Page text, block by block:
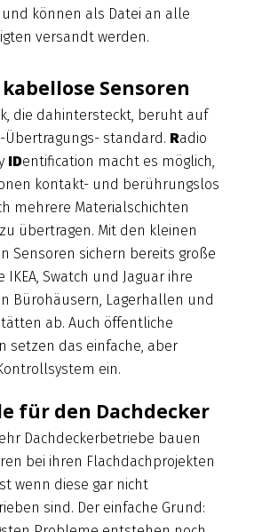
können als Datei an alle
versandt werden.
Sensoren
die dahintersteckt, beruht auf
Übertragungs- standard. Radio
IDentification macht es möglich,
kontakt- und berührungslos
mehrere Materialschichten
übertragen. Mit den kleinen
Sensoren sichern bereits große
IKEA, Swatch und Jaguar ihre
Bürohäusern, Lagerhallen und
ab. Auch öffentliche
setzen das einfache, aber
ein.
für den Dachdecker
Dachdeckerbetriebe bauen
bei ihren Flachdachprojekten
wenn diese gar nicht
sind. Der einfache Grund: